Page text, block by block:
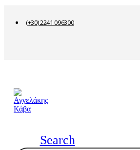
(+30) 2241 096300
Search